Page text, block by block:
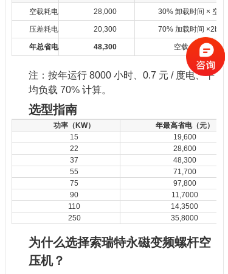
空载耗电 28,000 30% 卸载时间 × 空载
压差耗电 20,300 70% 加载时间 ×2bar
年总省电 48,300 空载 + 压差损耗
注：按年运行 8000 小时、0.7 元 / 度电、平
均负载 70% 计算。
选型指南
功率（KW）
年最高省电（元）
15
19,600
22
28,600
37
48,300
55
71,700
75
97,800
90
11,7000
110
14,3500
250
35,8000
为什么选择索瑞特永磁变频螺杆空
压机？